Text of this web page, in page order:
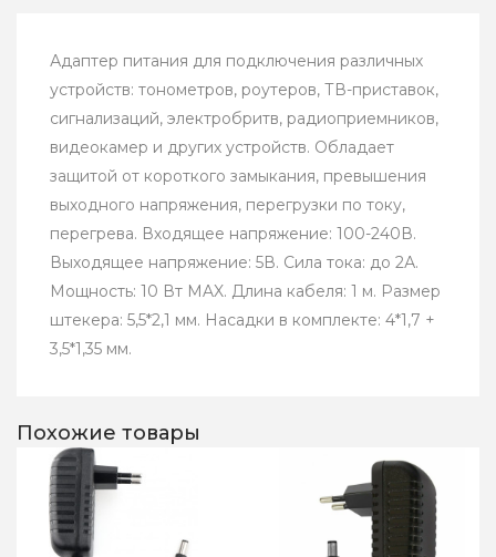
Адаптер питания для подключения различных
устройств: тонометров, роутеров, ТВ-приставок,
сигнализаций, электробритв, радиоприемников,
видеокамер и других устройств. Обладает
защитой от короткого замыкания, превышения
выходного напряжения, перегрузки по току,
перегрева. Входящее напряжение: 100-240В.
Выходящее напряжение: 5В. Сила тока: до 2А.
Мощность: 10 Вт MAX. Длина кабеля: 1 м. Размер
штекера: 5,5*2,1 мм. Насадки в комплекте: 4*1,7 +
3,5*1,35 мм.
Похожие товары